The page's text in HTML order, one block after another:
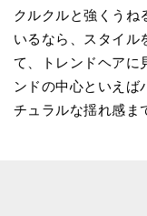
クルクルと強くうね
いるなら、スタイル
て、トレンドヘアに
ンドの中心といえば
チュラルな揺れ感ま